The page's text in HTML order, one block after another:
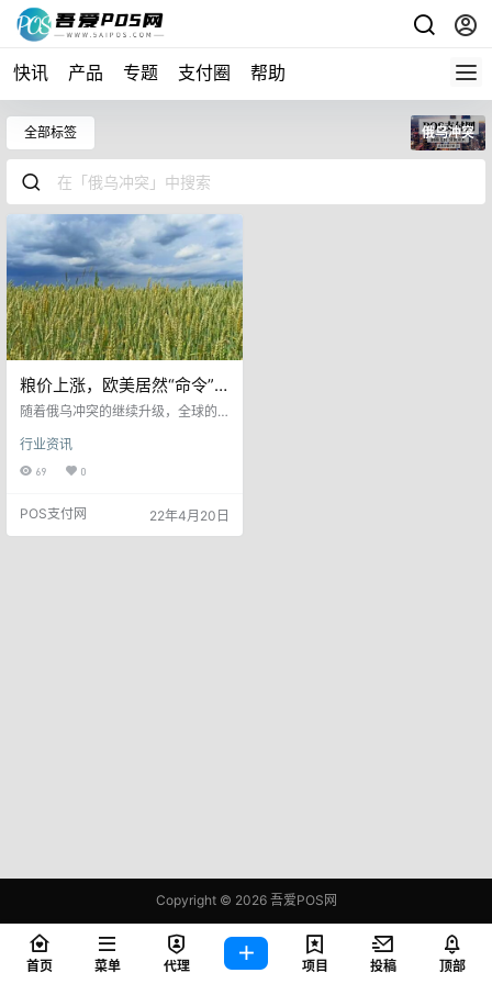
快讯 产品 专题 支付圈 帮助
全部标签 俄乌冲突
粮价上涨，欧美居然“命令”
中国，释放20%储备粮？
随着俄乌冲突的继续升级，全球的
种，比如玉米的价格，甚至最近还
冲出了新高。 面对居高不下的粮
甚至强势要求中国释放20%“战略储
备粮”，以解欧洲粮食的燃眉之急！
行业资讯
69 0
POS支付网 22年4月20日
Copyright © 2026吾爱POS网
鄂ICP备2021006283号-1
查询 81 次，耗时 0.3942 秒
首页 菜单 代理 项目 投稿 顶部